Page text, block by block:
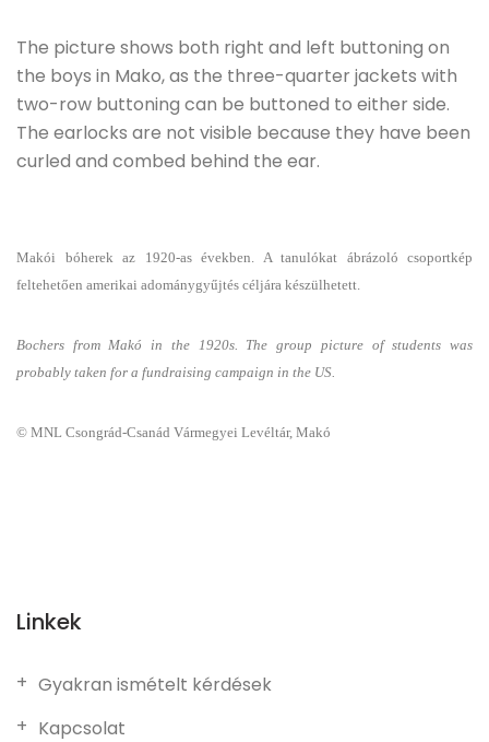
The picture shows both right and left buttoning on
the boys in Mako, as the three-quarter jackets with
two-row buttoning can be buttoned to either side.
The earlocks are not visible because they have been
curled and combed behind the ear.
Makói bóherek az 1920-as években. A tanulókat ábrázoló csoportkép
feltehetően amerikai adománygyűjtés céljára készülhetett.
Bochers from Makó in the 1920s. The group picture of students was
probably taken for a fundraising campaign in the US.
© MNL Csongrád-Csanád Vármegyei Levéltár, Makó
Linkek
Gyakran ismételt kérdések
Kapcsolat